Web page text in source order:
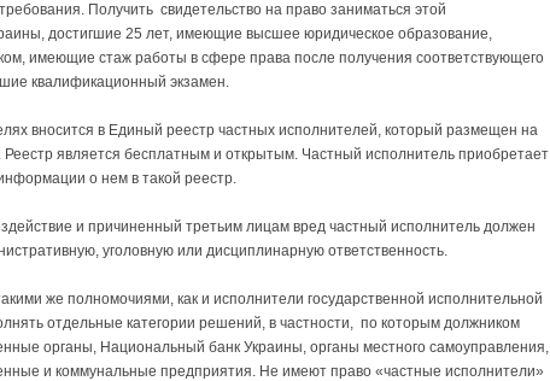
Получить свидетельство на право заниматься этой
достигшие 25 лет, имеющие высшее юридическое образование,
имеющие стаж работы в сфере права после получения соответствующего
квалификационный экзамен.
вносится в Единый реестр частных исполнителей, который размещен на
является бесплатным и открытым. Частный исполнитель приобретает
о нем в такой реестр.
и причиненный третьим лицам вред частный исполнитель должен
уголовную или дисциплинарную ответственность.
же полномочиями, как и исполнители государственной исполнительной
отдельные категории решений, в частности, по которым должником
органы, Национальный банк Украины, органы местного самоуправления,
и коммунальные предприятия. Не имеют право «частные исполнители»